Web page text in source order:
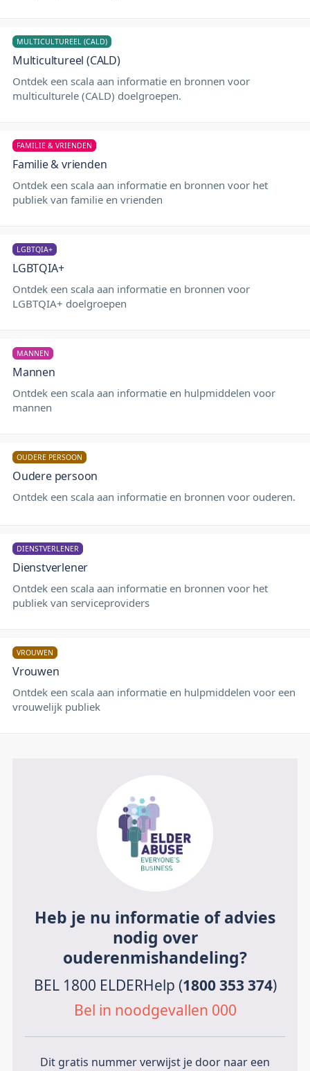
MULTICULTUREEL (CALD)
Multicultureel (CALD)
Ontdek een scala aan informatie en bronnen voor
multiculturele (CALD) doelgroepen.
FAMILIE & VRIENDEN
Familie & vrienden
Ontdek een scala aan informatie en bronnen voor het
publiek van familie en vrienden
LGBTQIA+
LGBTQIA+
Ontdek een scala aan informatie en bronnen voor
LGBTQIA+ doelgroepen
MANNEN
Mannen
Ontdek een scala aan informatie en hulpmiddelen voor
mannen
OUDERE PERSOON
Oudere persoon
Ontdek een scala aan informatie en bronnen voor ouderen.
DIENSTVERLENER
Dienstverlener
Ontdek een scala aan informatie en bronnen voor het
publiek van serviceproviders
VROUWEN
Vrouwen
Ontdek een scala aan informatie en hulpmiddelen voor een
vrouwelijk publiek
Heb je nu informatie of advies
nodig over
ouderenmishandeling?
BEL 1800 ELDERHelp (1800 353 374)
Bel in noodgevallen 000
Dit gratis nummer verwijst je door naar een